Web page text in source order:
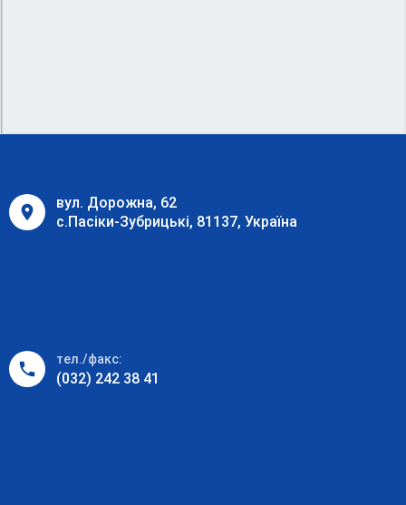
вул. Дорожна, 62
с.Пасіки-Зубрицькі, 81137, Україна
тел./факс:
(032) 242 38 41